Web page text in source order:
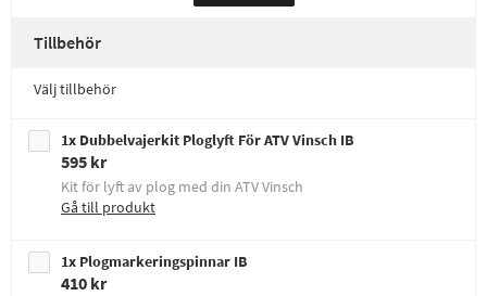
Tillbehör
Välj tillbehör
1x Dubbelvajerkit Ploglyft För ATV Vinsch IB
595 kr
Kit för lyft av plog med din ATV Vinsch
Gå till produkt
1x Plogmarkeringspinnar IB
410 kr